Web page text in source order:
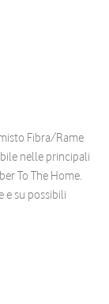
Fibra/Rame
nelle principali
To The Home.
e su possibili